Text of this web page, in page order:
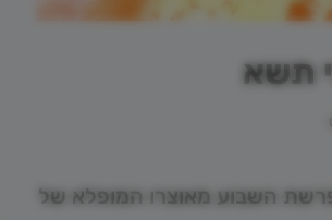
תשא
השבוע מאוצרו המופלא של